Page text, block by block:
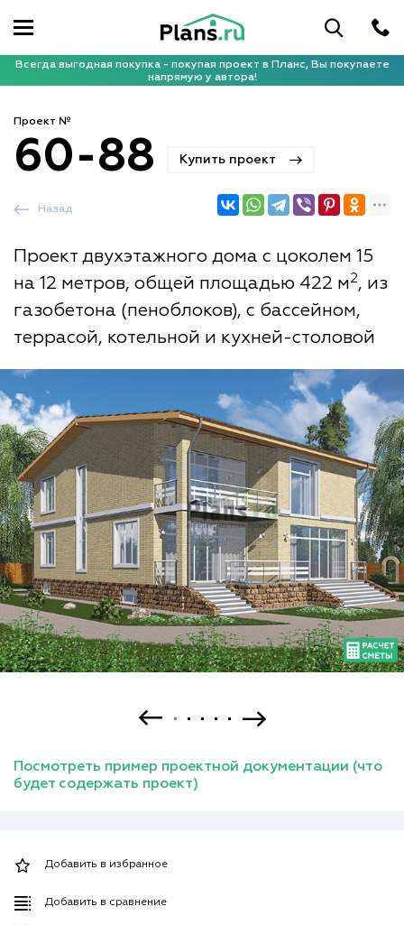
Всегда выгодная покупка - покупая проект в Планс, Вы покупаете
напрямую у автора!
Проект №
60-88 Купить проект
Проект двухэтажного дома с цоколем 15
на 12 метров, общей площадью 422 м2, из
газобетона (пеноблоков), с бассейном,
террасой, котельной и кухней-столовой
Назад
Посмотреть пример проектной документации (что
будет содержать проект)
Добавить в избранное
Добавить в сравнение